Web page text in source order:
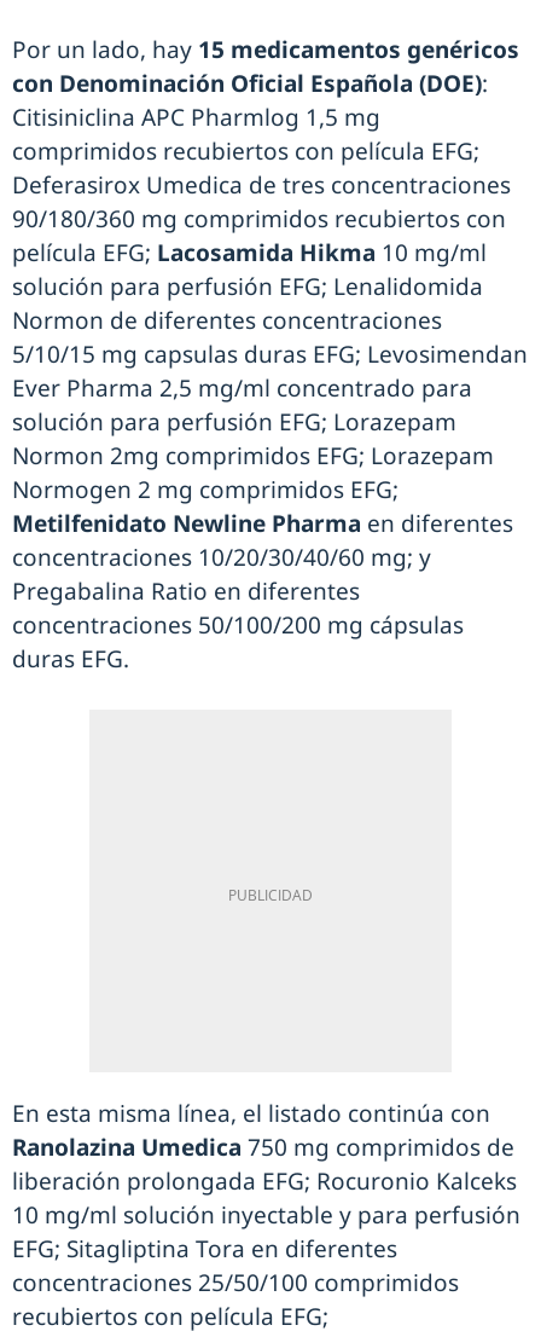
Por un lado, hay 15 medicamentos genéricos
con Denominación Oficial Española (DOE):
Citisiniclina APC Pharmlog 1,5 mg
comprimidos recubiertos con película EFG;
Deferasirox Umedica de tres concentraciones
90/180/360 mg comprimidos recubiertos con
película EFG; Lacosamida Hikma 10 mg/ml
solución para perfusión EFG; Lenalidomida
Normon de diferentes concentraciones
5/10/15 mg capsulas duras EFG; Levosimendan
Ever Pharma 2,5 mg/ml concentrado para
solución para perfusión EFG; Lorazepam
Normon 2mg comprimidos EFG; Lorazepam
Normogen 2 mg comprimidos EFG;
Metilfenidato Newline Pharma en diferentes
concentraciones 10/20/30/40/60 mg; y
Pregabalina Ratio en diferentes
concentraciones 50/100/200 mg cápsulas
duras EFG.
En esta misma línea, el listado continúa con
Ranolazina Umedica 750 mg comprimidos de
liberación prolongada EFG; Rocuronio Kalceks
10 mg/ml solución inyectable y para perfusión
EFG; Sitagliptina Tora en diferentes
concentraciones 25/50/100 comprimidos
recubiertos con película EFG;